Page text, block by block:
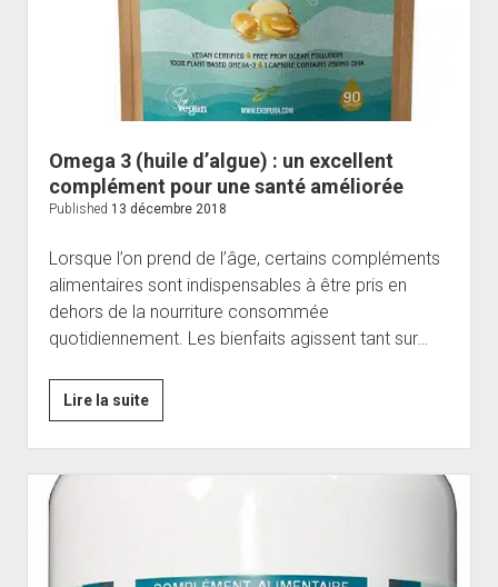
mauvais
cholestérol
Omega 3 (huile d’algue) : un excellent
complément pour une santé améliorée
Published 13 décembre 2018
Lorsque l’on prend de l’âge, certains compléments
alimentaires sont indispensables à être pris en
dehors de la nourriture consommée
quotidiennement. Les bienfaits agissent tant sur…
Lire la suiteOmega
3
(huile
d’algue)